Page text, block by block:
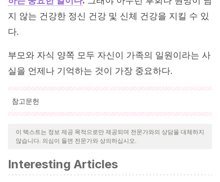
지 않는 건강한 정신 건강 및 신체 건강을 지킬 수 있
다.
부모와 자식 양쪽 모두 자신이 가족의 일원이라는 사
실을 언제나 기억하는 것이 가장 중요하다.
참고문헌
인용된 모든 출처는 우리 팀에 의해 집요하게 검토되어 질의의 질,
신뢰성, 시대에 맞음 및 타당성을 보장하기 위해 처리되었습니다.
이 문서의 참고 문헌은 신뢰성이 있으며 학문적 또는 과학적으로 정
(2014). “La educación desde la comunicación”,
이 텍스트는 정보 제공 목적으로만 제공되며 전문가와의 상담을 대체하지
않습니다. 의심이 들면 전문가와 상의하십시오.
Interesting Articles